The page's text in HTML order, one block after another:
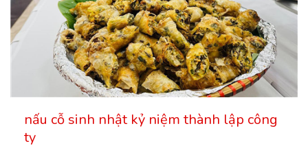
nấu cỗ sinh nhật kỷ niệm thành lập công
ty